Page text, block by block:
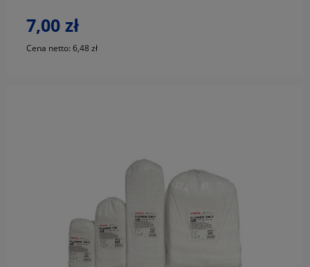
7,00 zł
Cena netto: 6,48 zł